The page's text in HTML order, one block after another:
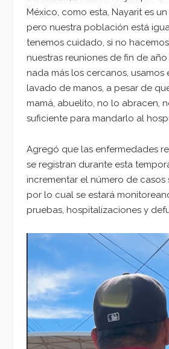
México, como esta, Nayarit es
pero nuestra población está
tenemos cuidado, si no
nuestras reuniones de fin de
nada más los cercanos,
lavado de manos, a pesar de
mamá, abuelito, no lo abracen,
suficiente para mandarlo al
Agregó que las enfermedades
se registran durante esta
incrementar el número de casos
por lo cual se estará
pruebas, hospitalizaciones y
Reproductor
vídeo